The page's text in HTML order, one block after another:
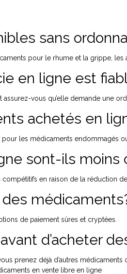
sans
pour le rhume et la grippe,
en ligne est
vous qu’elle demande une
achetés en
les médicaments endommagés
sont-ils moins
en raison de la réduction
de paiement sûres et cryptées.
d’acheter
prenez déjà d’autres